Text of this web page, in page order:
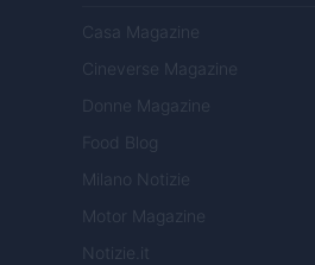
Casa Magazine
Cineverse Magazine
Donne Magazine
Food Blog
Milano Notizie
Motor Magazine
Notizie.it